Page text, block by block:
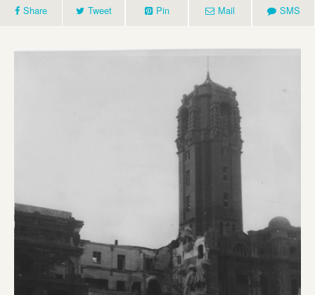
Share Tweet Pin Mail SMS